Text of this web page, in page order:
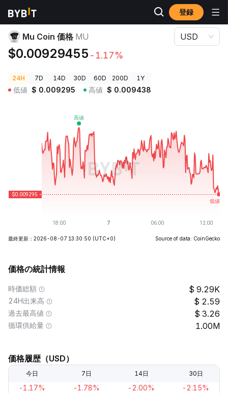
登録
暗号資産価格
Mu Coin 価格 MU
$0.00929455 -1.17%
USD
24H 7D 14D 30D 60D 200D 1Y
低値 $ 0.009295 高値 $ 0.009438
最終更新：2026-08-07 13:30:50 (UTC+0) Source of data: CoinGecko
価格の統計情報
時価総額 9.29K
24H出来高 2.59
過去最高値 3.26
循環供給量 1.00M
価格履歴（USD）
今日 7日 14日 30日
-1.17% -1.78% -2.00% -2.15%